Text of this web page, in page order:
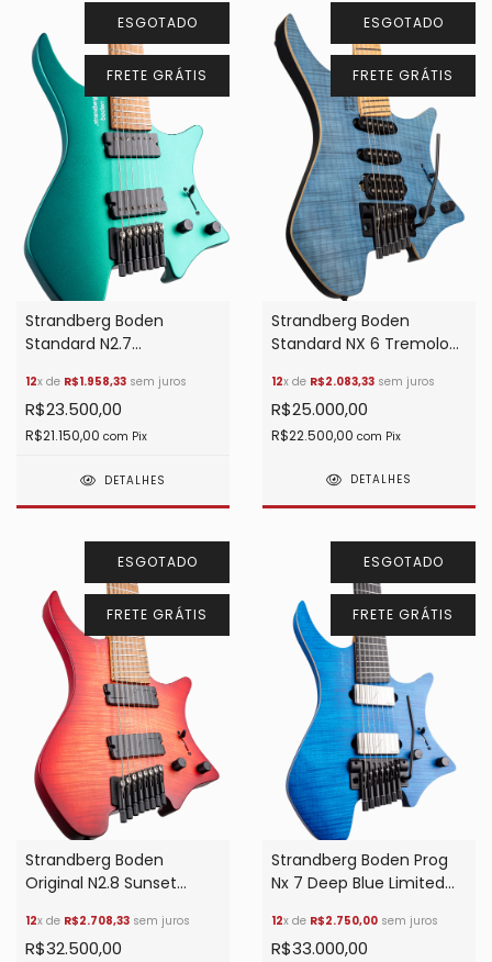
ESGOTADO
FRETE GRÁTIS
Strandberg Boden
Standard N2.7
Metallic
12x de R$1.958,33 sem juros
R$23.500,00
R$21.150,00 com Pix
DETALHES
ESGOTADO
FRETE GRÁTIS
Strandberg Boden
Standard NX 6 Tremolo
12x de R$2.083,33 sem juros
R$25.000,00
R$22.500,00 com Pix
DETALHES
ESGOTADO
FRETE GRÁTIS
Strandberg Boden
Original N2.8 Sunset
12x de R$2.708,33 sem juros
R$32.500,00
ESGOTADO
FRETE GRÁTIS
Strandberg Boden Prog
Nx 7 Deep Blue Limited
12x de R$2.750,00 sem juros
R$33.000,00